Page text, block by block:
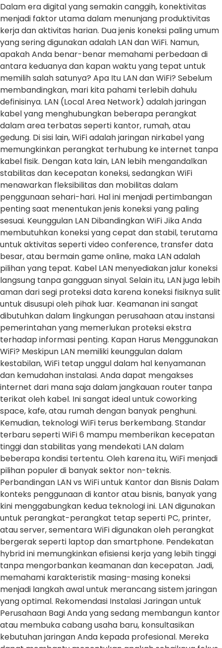
Dalam era digital yang semakin canggih, konektivitas
menjadi faktor utama dalam menunjang produktivitas
kerja dan aktivitas harian. Dua jenis koneksi paling umum
yang sering digunakan adalah LAN dan WiFi. Namun,
apakah Anda benar-benar memahami perbedaan di
antara keduanya dan kapan waktu yang tepat untuk
memilih salah satunya? Apa Itu LAN dan WiFi? Sebelum
membandingkan, mari kita pahami terlebih dahulu
definisinya. LAN (Local Area Network) adalah jaringan
kabel yang menghubungkan beberapa perangkat
dalam area terbatas seperti kantor, rumah, atau
gedung. Di sisi lain, WiFi adalah jaringan nirkabel yang
memungkinkan perangkat terhubung ke internet tanpa
kabel fisik. Dengan kata lain, LAN lebih mengandalkan
stabilitas dan kecepatan koneksi, sedangkan WiFi
menawarkan fleksibilitas dan mobilitas dalam
penggunaan sehari-hari. Hal ini menjadi pertimbangan
penting saat menentukan jenis koneksi yang paling
sesuai. Keunggulan LAN Dibandingkan WiFi Jika Anda
membutuhkan koneksi yang cepat dan stabil, terutama
untuk aktivitas seperti video conference, transfer data
besar, atau bermain game online, maka LAN adalah
pilihan yang tepat. Kabel LAN menyediakan jalur koneksi
langsung tanpa gangguan sinyal. Selain itu, LAN juga lebih
aman dari segi proteksi data karena koneksi fisiknya sulit
untuk disusupi oleh pihak luar. Keamanan ini sangat
dibutuhkan dalam lingkungan perusahaan atau instansi
pemerintahan yang memerlukan proteksi ekstra
terhadap informasi penting. Kapan Harus Menggunakan
WiFi? Meskipun LAN memiliki keunggulan dalam
kestabilan, WiFi tetap unggul dalam hal kenyamanan
dan kemudahan instalasi. Anda dapat mengakses
internet dari mana saja dalam jangkauan router tanpa
terikat oleh kabel. Ini sangat ideal untuk coworking
space, kafe, atau rumah dengan banyak penghuni.
Kemudian, teknologi WiFi terus berkembang. Standar
terbaru seperti WiFi 6 mampu memberikan kecepatan
tinggi dan stabilitas yang mendekati LAN dalam
beberapa kondisi tertentu. Oleh karena itu, WiFi menjadi
pilihan populer di banyak sektor non-teknis.
Perbandingan LAN vs WiFi untuk Kantor dan Bisnis Dalam
konteks penggunaan di kantor atau bisnis, banyak yang
kini menggabungkan kedua teknologi ini. LAN digunakan
untuk perangkat-perangkat tetap seperti PC, printer,
atau server, sementara WiFi digunakan oleh perangkat
bergerak seperti laptop dan smartphone. Pendekatan
hybrid ini memungkinkan efisiensi kerja yang lebih tinggi
tanpa mengorbankan keamanan dan kecepatan. Jadi,
memahami karakteristik masing-masing koneksi
menjadi langkah awal untuk merancang sistem jaringan
yang optimal. Rekomendasi Instalasi Jaringan untuk
Perusahaan Bagi Anda yang sedang membangun kantor
atau membuka cabang usaha baru, konsultasikan
kebutuhan jaringan Anda kepada profesional. Mereka